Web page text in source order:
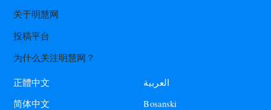
关于明慧网
投稿平台
为什么关注明慧网？
正體中文
简体中文
العربية
Bosanski